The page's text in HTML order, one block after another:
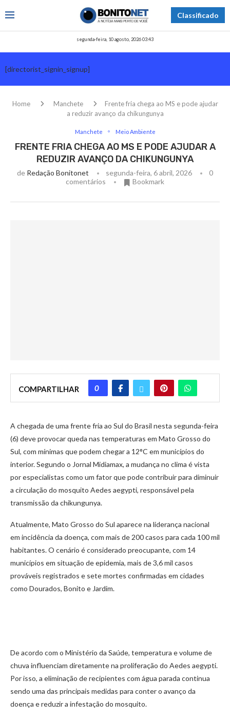
Classificado
segunda-feira, 10 agosto, 2026 03:43
[directorist_signin_signup]
Home Manchete
Frente fria chega ao MS e pode ajudar
a reduzir avanço da chikungunya
Manchete Meio Ambiente
FRENTE FRIA CHEGA AO MS E PODE AJUDAR A
REDUZIR AVANÇO DA CHIKUNGUNYA
de Redação Bonitonet segunda-feira, 6 abril, 2026
0
comentários
Bookmark
COMPARTILHAR 0
A chegada de uma frente fria ao Sul do Brasil nesta segunda-feira
(6) deve provocar queda nas temperaturas em Mato Grosso do
Sul, com mínimas que podem chegar a 12°C em municípios do
interior. Segundo o Jornal Midiamax, a mudança no clima é vista
por especialistas como um fator que pode contribuir para diminuir
a circulação do mosquito Aedes aegypti, responsável pela
transmissão da chikungunya.
Atualmente, Mato Grosso do Sul aparece na liderança nacional
em incidência da doença, com mais de 200 casos para cada 100 mil
habitantes. O cenário é considerado preocupante, com 14
municípios em situação de epidemia, mais de 3,6 mil casos
prováveis registrados e sete mortes confirmadas em cidades
como Dourados, Bonito e Jardim.
De acordo com o Ministério da Saúde, temperatura e volume de
chuva influenciam diretamente na proliferação do Aedes aegypti.
Por isso, a eliminação de recipientes com água parada continua
sendo uma das principais medidas para conter o avanço da
doença e reduzir a infestação do mosquito.